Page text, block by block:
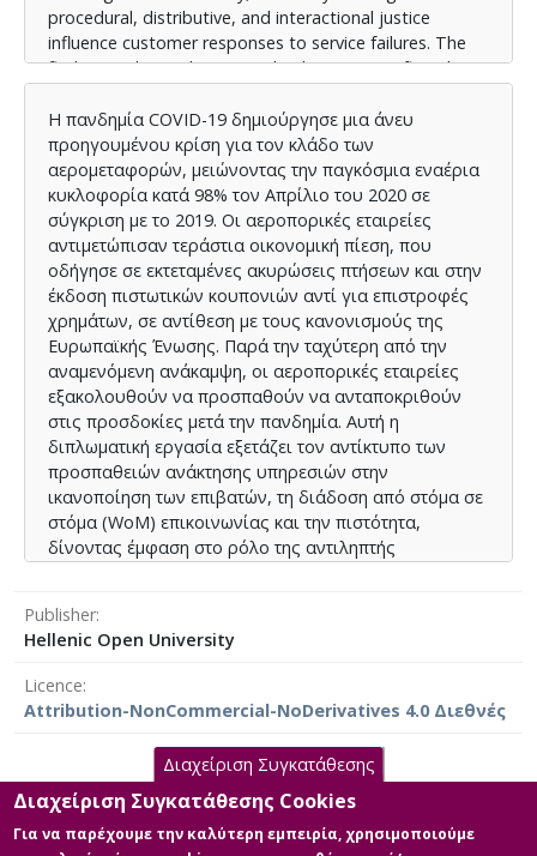
procedural, distributive, and interactional justice
influence customer responses to service failures. The
findings indicate that procedural justice significantly
interactional justice plays a crucial role in mitigating
negative WoM. Conversely, distributive justice has a
lesser impact on these outcomes. The research also
highlights that effective service recovery, including
transparent communication and fair compensation, is
essential for restoring trust and satisfaction.
Moreover, the study explores the moderating effect of
CSR on the relationship between perceived justice and
customer outcomes. Although CSR perception was
found to be insignificant in this context, it underscores
the evolving importance of CSR actions in enhancing
customer loyalty and satisfaction, especially in the
post-pandemic era.
This research contributes to a deeper understanding
of post-pandemic service recovery in the airline
industry and offers practical insights for leveraging
procedural justice and CSR to strengthen customer
changing landscape.
Η πανδημία COVID-19 δημιούργησε μια άνευ
προηγουμένου κρίση για τον κλάδο των
αερομεταφορών, μειώνοντας την παγκόσμια εναέρια
κυκλοφορία κατά 98% τον Απρίλιο του 2020 σε
σύγκριση με το 2019. Οι αεροπορικές εταιρείες
αντιμετώπισαν τεράστια οικονομική πίεση, που
οδήγησε σε εκτεταμένες ακυρώσεις πτήσεων και στην
έκδοση πιστωτικών κουπονιών αντί για επιστροφές
χρημάτων, σε αντίθεση με τους κανονισμούς της
Ευρωπαϊκής Ένωσης. Παρά την ταχύτερη από την
αναμενόμενη ανάκαμψη, οι αεροπορικές εταιρείες
εξακολουθούν να προσπαθούν να ανταποκριθούν
στις προσδοκίες μετά την πανδημία. Αυτή η
διπλωματική εργασία εξετάζει τον αντίκτυπο των
προσπαθειών ανάκτησης υπηρεσιών στην
ικανοποίηση των επιβατών, τη διάδοση από στόμα σε
στόμα (WoM) επικοινωνίας και την πιστότητα,
δίνοντας έμφαση στο ρόλο της αντιληπτής
Βασιζόμενη στη θεωρία του Rawls, η εργασία
διανεμητική και η διαδραστική δικαιοσύνη
επηρεάζουν τις αποκρίσεις των πελατών σε
αποτυχίες υπηρεσιών. Τα ευρήματα δείχνουν ότι η
διαδικαστική δικαιοσύνη προβλέπει σημαντικά την
ικανοποίηση και την αφοσίωση των επιβατών, ενώ η
αλληλεπιδραστική δικαιοσύνη παίζει κρίσιμο ρόλο
στον μετριασμό της αρνητικής διασποράς WoM.
Publisher
Hellenic Open University
Licence
Attribution-NonCommercial-NoDerivatives 4.0 Διεθνές
Main Files
Διαχείριση Συγκατάθεσης
Διαχείριση Συγκατάθεσης Cookies
Για να παρέχουμε την καλύτερη εμπειρία, χρησιμοποιούμε